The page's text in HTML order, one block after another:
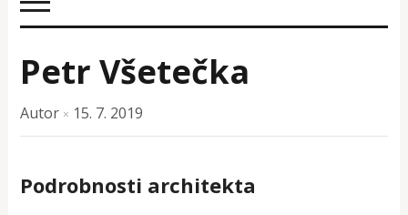
Petr Všetečka
Autor × 15. 7. 2019
Podrobnosti architekta